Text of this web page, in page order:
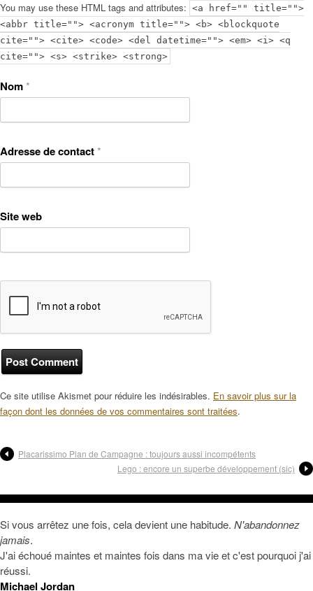
You may use these HTML tags and attributes: <a href="" title="">
<abbr title=""> <acronym title=""> <b> <blockquote
cite=""> <cite> <code> <del datetime=""> <em> <i> <q
cite=""> <s> <strike> <strong>
Nom*
Adresse de contact*
Site web
Ce site utilise Akismet pour réduire les indésirables. En savoir plus sur la
façon dont les données de vos commentaires sont traitées.
Placarissimo Plan de Campagne : toujours aussi incompétents
Lego : encore un superbe développement (sic)
Si vous arrêtez une fois, cela devient une habitude. N'abandonnez
jamais.
J'ai échoué maintes et maintes fois dans ma vie et c'est pourquoi j'ai
réussi.
Michael Jordan